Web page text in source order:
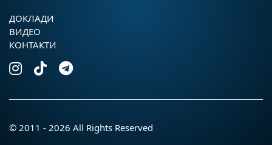
ДОКЛАДИ
ВИДЕО
КОНТАКТИ
© 2011 - 2026 All Rights Reserved